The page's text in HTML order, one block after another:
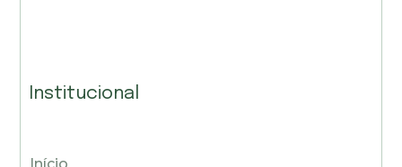
Institucional
Início